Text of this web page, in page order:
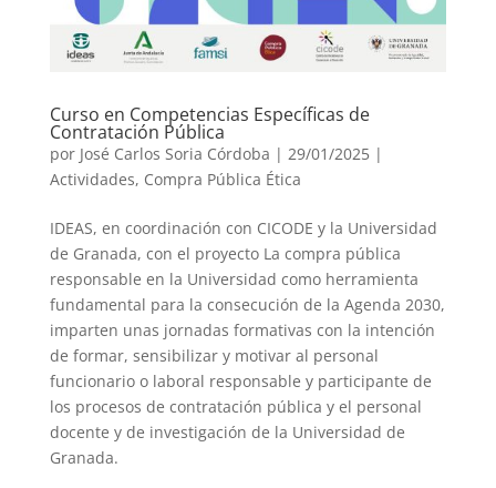
Curso en Competencias Específicas de
Contratación Pública
por José Carlos Soria Córdoba | 29/01/2025 |
Actividades, Compra Pública Ética
IDEAS, en coordinación con CICODE y la Universidad
de Granada, con el proyecto La compra pública
responsable en la Universidad como herramienta
fundamental para la consecución de la Agenda 2030,
imparten unas jornadas formativas con la intención
de formar, sensibilizar y motivar al personal
funcionario o laboral responsable y participante de
los procesos de contratación pública y el personal
docente y de investigación de la Universidad de
Granada.